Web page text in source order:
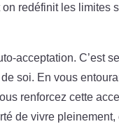
redéfinit les limites
acceptation. C’est
soi. En vous
renforcez cette
de vivre